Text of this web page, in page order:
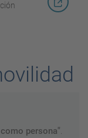
persona".